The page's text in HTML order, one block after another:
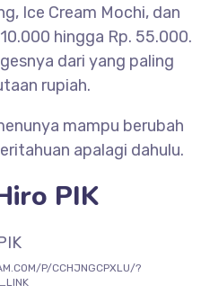
Ice Cream Mochi, dan
hingga Rp. 55.000.
dari yang paling
rupiah.
mampu berubah
apalagi dahulu.
PIK
P/CCHJNGCPXLU/?